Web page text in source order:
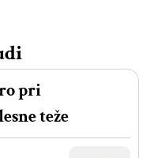
pri
teže